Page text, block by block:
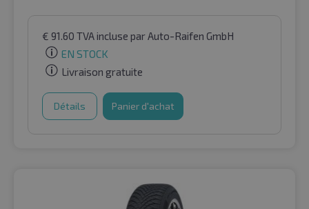
€ 91.60 TVA incluse par Auto-Raifen GmbH
EN STOCK
Livraison gratuite
Détails Panier d'achat